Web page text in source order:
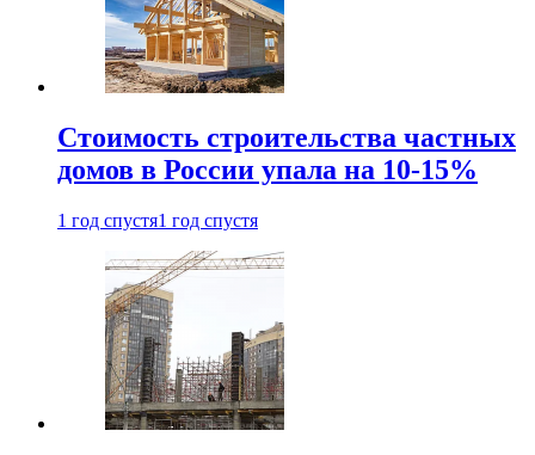
Стоимость строительства частных
домов в России упала на 10-15%
1 год спустя1 год спустя